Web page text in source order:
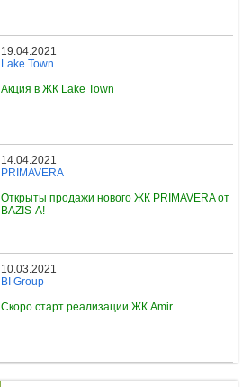
19.04.2021
Lake Town
Акция в ЖК Lake Town
14.04.2021
PRIMAVERA
Открыты продажи нового ЖК PRIMAVERA от
BAZIS-A!
10.03.2021
BI Group
Скоро старт реализации ЖК Amir